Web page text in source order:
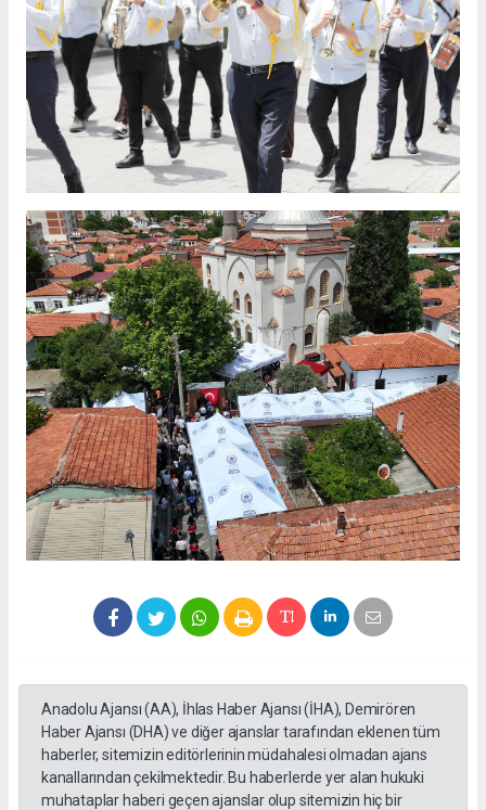
Anadolu Ajansı (AA), İhlas Haber Ajansı (İHA), Demirören
Haber Ajansı (DHA) ve diğer ajanslar tarafından eklenen tüm
haberler, sitemizin editörlerinin müdahalesi olmadan ajans
kanallarından çekilmektedir. Bu haberlerde yer alan hukuki
muhataplar haberi geçen ajanslar olup sitemizin hiç bir